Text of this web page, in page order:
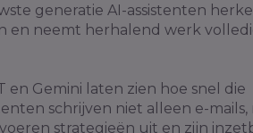
generatie AI-assistenten
en neemt herhalend werk
en Gemini laten zien hoe snel die
schrijven niet alleen e-mails,
strategieën uit en zijn